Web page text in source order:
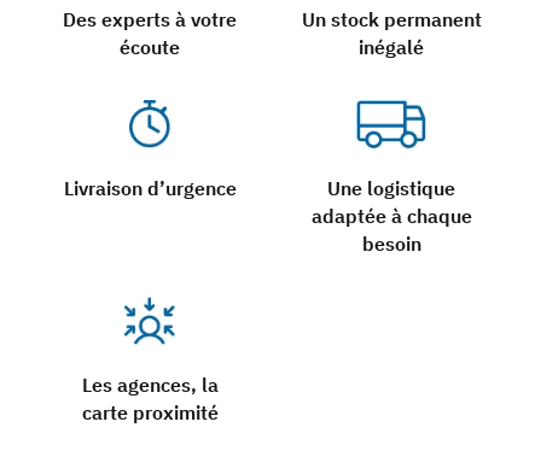
Des experts à votre
écoute
Un stock permanent
inégalé
Livraison d’urgence
Une logistique
adaptée à chaque
besoin
Les agences, la
carte proximité